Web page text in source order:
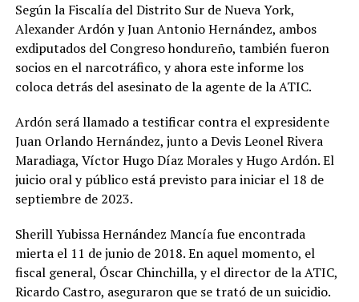
Según la Fiscalía del Distrito Sur de Nueva York,
Alexander Ardón y Juan Antonio Hernández, ambos
exdiputados del Congreso hondureño, también fueron
socios en el narcotráfico, y ahora este informe los
coloca detrás del asesinato de la agente de la ATIC.
Ardón será llamado a testificar contra el expresidente
Juan Orlando Hernández, junto a Devis Leonel Rivera
Maradiaga, Víctor Hugo Díaz Morales y Hugo Ardón. El
juicio oral y público está previsto para iniciar el 18 de
septiembre de 2023.
Sherill Yubissa Hernández Mancía fue encontrada
mierta el 11 de junio de 2018. En aquel momento, el
fiscal general, Óscar Chinchilla, y el director de la ATIC,
Ricardo Castro, aseguraron que se trató de un suicidio.